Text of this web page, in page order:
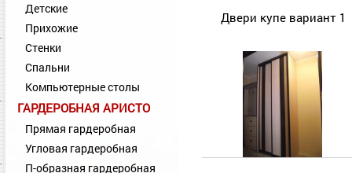
Детские
Прихожие
Стенки
Спальни
Компьютерные столы
ГАРДЕРОБНАЯ АРИСТО
Прямая гардеробная
Угловая гардеробная
П-образная гардеробная
Двери купе вариант 1